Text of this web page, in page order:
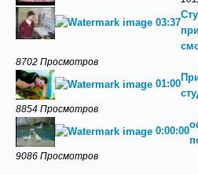
03:37
8702 Просмотров
01:00
8854 Просмотров
0:00:00
9086 Просмотров